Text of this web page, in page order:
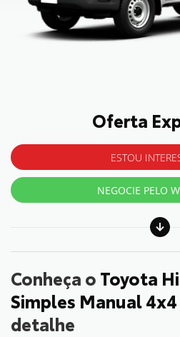
Oferta
ESTOU
NEGOCIE PELO
Conheça o Toyota
Simples Manual 4x4
detalhe